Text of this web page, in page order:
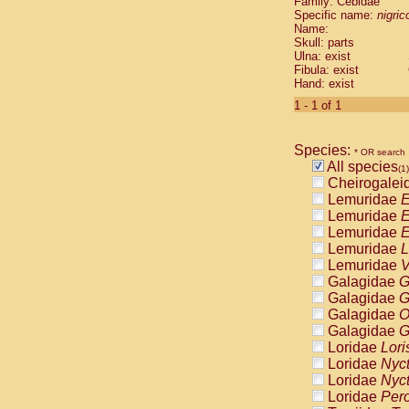
Cebidae
Cebidae
Cebidae
Cebidae
Cebidae
Cebidae
Cebidae
Cebidae
Cebidae
Cebidae
Cebidae
Cebidae
Atelidae
Atelidae
Atelidae
Atelidae
Atelidae
Atelidae
Atelidae
Atelidae
Atelidae
Atelidae
Pitheciidae
Specific name:
Name:
Skull: parts
Ulna: exist
Fibula: exist
Hand: exist
1 - 1 of 1
Species: * OR search
All species(1)
Lemuridae
Lemuridae
Lemuridae
Lemuridae
Lemuridae
Galagidae
Galagidae
Galagidae
Galagidae
Loridae
Loridae
Loridae
Loridae